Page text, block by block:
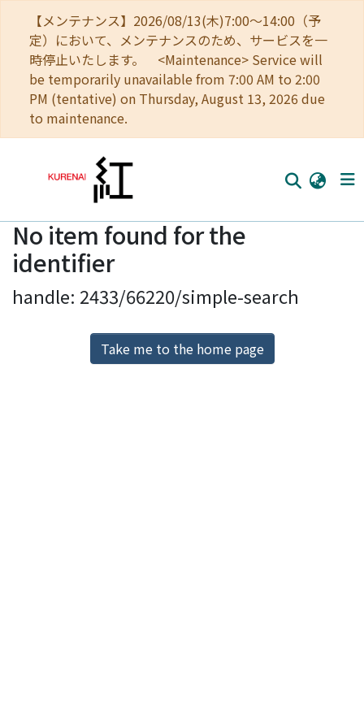
【メンテナンス】2026/08/13(木)7:00～14:00（予
定）において、メンテナンスのため、サービスを一
時停止いたします。 <Maintenance> Service will
be temporarily unavailable from 7:00 AM to 2:00
PM (tentative) on Thursday, August 13, 2026 due
to maintenance.
Home
Communities
Browse
Download Ranking
No item found for the
identifier
handle: 2433/66220/simple-search
Take me to the home page